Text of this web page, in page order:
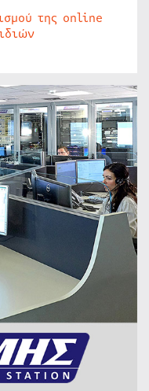
της online